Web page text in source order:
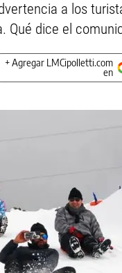
a los
Qué dice el
+ Agregar LMCipolletti.com
en